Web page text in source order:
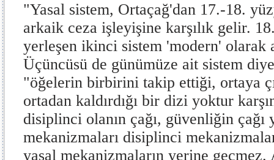
"Yasal sistem, Ortaçağ'dan 17.-18.
arkaik ceza işleyişine karşılık gelir.
yerleşen ikinci sistem 'modern' olarak
Üçüncüsü de günümüze ait sistem
"öğelerin birbirini takip ettiği, ortaya
ortadan kaldırdığı bir dizi yoktur
disiplinci olanın çağı, güvenliğin
mekanizmaları disiplinci
yasal mekanizmaların yerine geçmez.